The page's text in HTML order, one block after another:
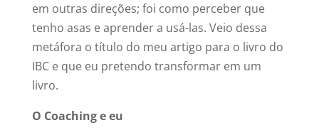
em outras direções; foi como perceber que
tenho asas e aprender a usá-las. Veio dessa
metáfora o título do meu artigo para o livro do
IBC e que eu pretendo transformar em um
livro.
O Coaching e eu